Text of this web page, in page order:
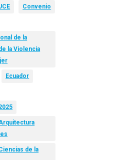
Convenio
de la
la Violencia
Ecuador
de la